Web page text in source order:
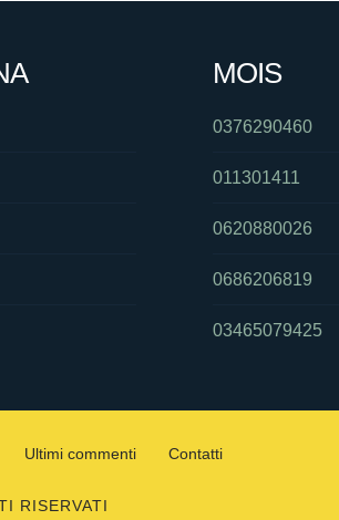
MOIS
0376290460
011301411
0620880026
0686206819
03465079425
Ultimi commenti Contatti
RISERVATI